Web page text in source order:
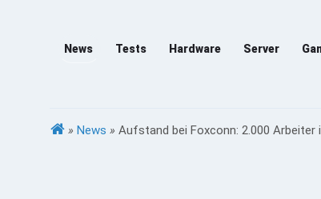
News Tests Hardware Server
» News » Aufstand bei Foxconn: 2.000